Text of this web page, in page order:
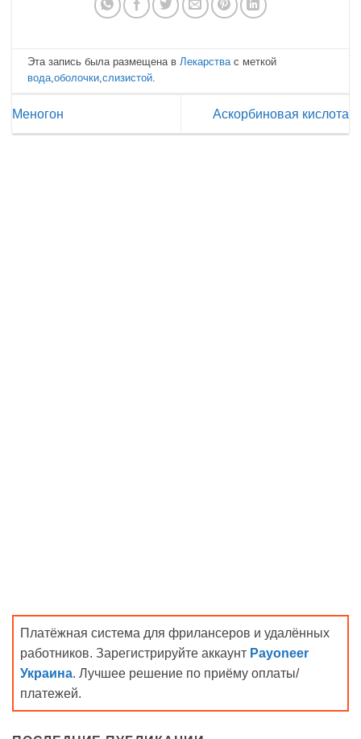
Эта запись была размещена вЛекарствас меткой
вода,оболочки,слизистой.
Меногон Аскорбиновая кислота
Платёжная система для фрилансеров и удалённых
работников. Зарегистрируйте аккаунт Payoneer
Украина. Лучшее решение по приёму оплаты/
платежей.